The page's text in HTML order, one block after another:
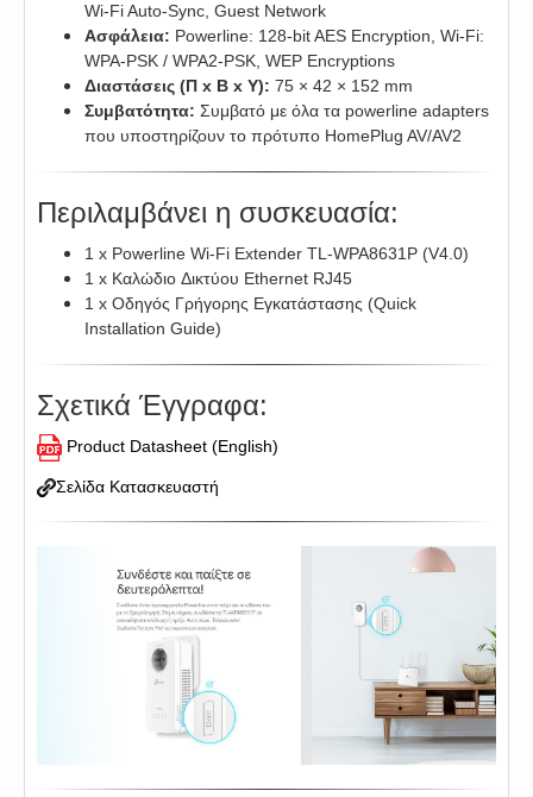
Wi-Fi Auto-Sync, Guest Network
Ασφάλεια: Powerline: 128-bit AES Encryption, Wi-Fi:
WPA-PSK / WPA2-PSK, WEP Encryptions
Διαστάσεις (Π x Β x Υ): 75 × 42 × 152 mm
Συμβατότητα: Συμβατό με όλα τα powerline adapters
που υποστηρίζουν το πρότυπο HomePlug AV/AV2
Περιλαμβάνει η συσκευασία:
1 x Powerline Wi-Fi Extender TL-WPA8631P (V4.0)
1 x Καλώδιo Δικτύου Ethernet RJ45
1 x Οδηγός Γρήγορης Εγκατάστασης (Quick
Installation Guide)
Σχετικά Έγγραφα:
Product Datasheet (English)
Σελίδα Κατασκευαστή